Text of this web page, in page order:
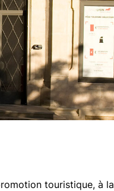
touristique, à la